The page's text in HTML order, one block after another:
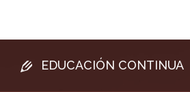
EDUCACIÓN CONTINUA